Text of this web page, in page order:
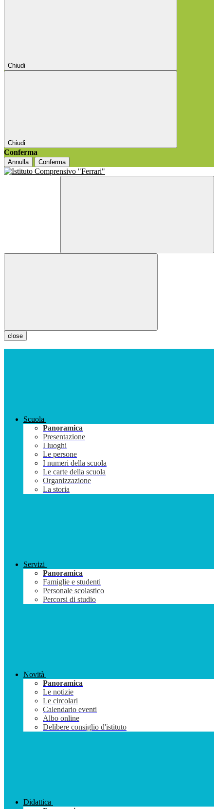
Chiudi
Chiudi
Conferma
Annulla Conferma
close
Scuola
Panoramica
Presentazione
I luoghi
Le persone
I numeri della scuola
Le carte della scuola
Organizzazione
La storia
Servizi
Panoramica
Famiglie e studenti
Personale scolastico
Percorsi di studio
Novità
Panoramica
Le notizie
Le circolari
Calendario eventi
Albo online
Delibere consiglio d'istituto
Didattica